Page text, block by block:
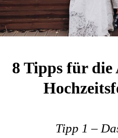
8 Tipps für die
Tipp 1 –